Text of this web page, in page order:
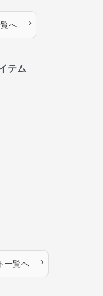
へ ›
テム
一覧へ ›